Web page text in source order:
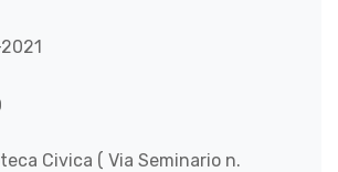
Civica ( Via Seminario n.